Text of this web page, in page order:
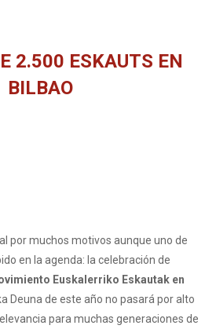
2.500 ESKAUTS EN
BILBAO
por muchos motivos aunque uno de
en la agenda: la celebración de
Euskalerriko Eskautak en
Deuna de este año no pasará por alto
para muchas generaciones de